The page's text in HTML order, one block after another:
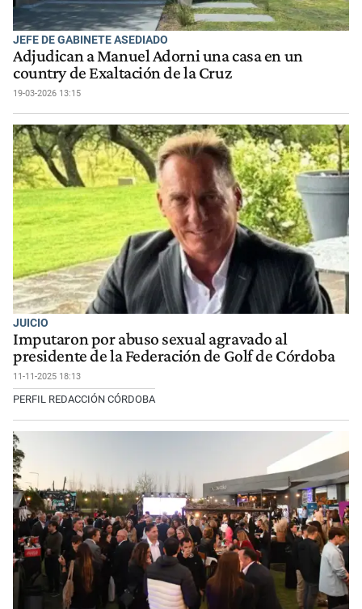
JEFE DE GABINETE ASEDIADO
Adjudican a Manuel Adorni una casa en un
country de Exaltación de la Cruz
19-03-2026 13:15
JUICIO
Imputaron por abuso sexual agravado al
presidente de la Federación de Golf de Córdoba
11-11-2025 18:13
PERFIL REDACCIÓN CÓRDOBA